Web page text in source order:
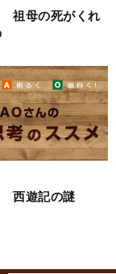
祖母の死がくれ
西遊記の謎